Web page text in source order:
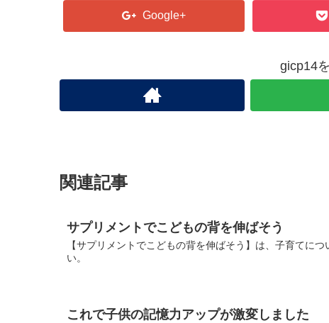
Google+
gicp14
関連記事
サプリメントでこどもの背を伸ばそう
【サプリメントでこどもの背を伸ばそう】は、子育てに
い。
これで子供の記憶力アップが激変しました